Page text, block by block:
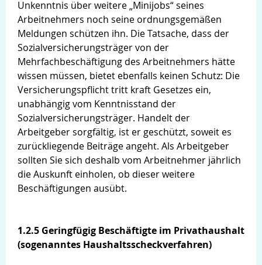
Unkenntnis über weitere „Minijobs“ seines
Arbeitnehmers noch seine ordnungsgemäßen
Meldungen schützen ihn. Die Tatsache, dass der
Sozialversicherungsträger von der
Mehrfachbeschäftigung des Arbeitnehmers hätte
wissen müssen, bietet ebenfalls keinen Schutz: Die
Versicherungspflicht tritt kraft Gesetzes ein,
unabhängig vom Kenntnisstand der
Sozialversicherungsträger. Handelt der
Arbeitgeber sorgfältig, ist er geschützt, soweit es
zurückliegende Beiträge angeht. Als Arbeitgeber
sollten Sie sich deshalb vom Arbeitnehmer jährlich
die Auskunft einholen, ob dieser weitere
Beschäftigungen ausübt.
1.2.5 Geringfügig Beschäftigte im Privathaushalt
(sogenanntes Haushaltsscheckverfahren)